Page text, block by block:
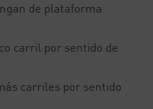
de plataforma
carril por sentido de
carriles por sentido